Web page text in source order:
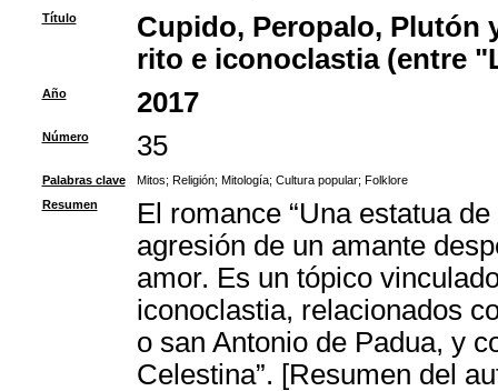
Título
Cupido, Peropalo, Plutón
rito e iconoclastia (entre
Año 2017
Número 35
Palabras clave Mitos; Religión; Mitología; Cultura popular; Folklore
Resumen
El romance “Una estatua
agresión de un amante
amor. Es un tópico
iconoclastia, relacionados
o san Antonio de Padua, y
Celestina”. [Resumen del